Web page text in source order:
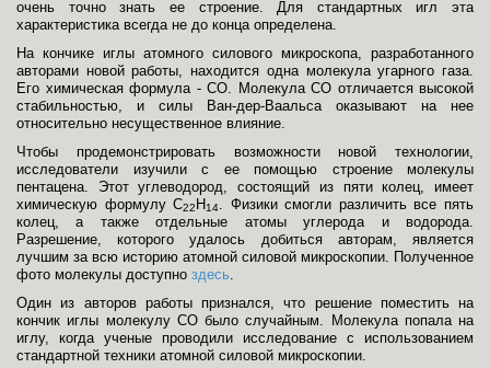
очень точно знать ее строение. Для стандартных игл эта
характеристика всегда не до конца определена.
На кончике иглы атомного силового микроскопа, разработанного
авторами новой работы, находится одна молекула угарного газа.
Его химическая формула - CO. Молекула CO отличается высокой
стабильностью, и силы Ван-дер-Ваальса оказывают на нее
относительно несущественное влияние.
Чтобы продемонстрировать возможности новой технологии,
исследователи изучили с ее помощью строение молекулы
пентацена. Этот углеводород, состоящий из пяти колец, имеет
химическую формулу C22 H14. Физики смогли различить все пять
колец, а также отдельные атомы углерода и водорода.
Разрешение, которого удалось добиться авторам, является
лучшим за всю историю атомной силовой микроскопии. Полученное
фото молекулы доступно здесь.
Один из авторов работы признался, что решение поместить на
кончик иглы молекулу CO было случайным. Молекула попала на
иглу, когда ученые проводили исследование с использованием
стандартной техники атомной силовой микроскопии.